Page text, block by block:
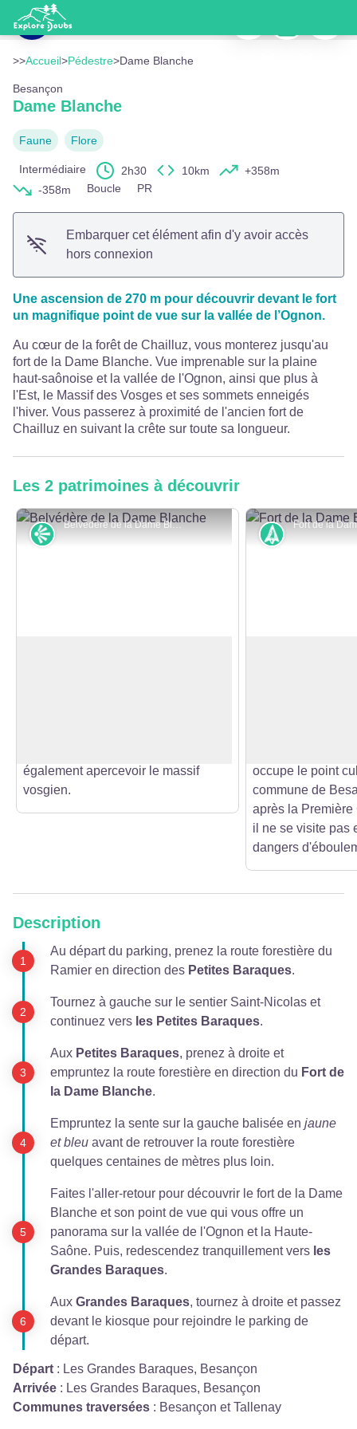
Dame Blanche
Voir l'image en plein écran
>>Accueil>Pédestre>Dame Blanche
Besançon
Dame Blanche
Faune Flore
Intermédiaire 2h30 10km
+358m
-358m
Boucle PR
Embarquer cet élément afin d'y avoir accès
hors connexion
Une ascension de 270 m pour découvrir devant le fort
un magnifique point de vue sur la vallée de l’Ognon.
Au cœur de la forêt de Chailluz, vous monterez jusqu'au
fort de la Dame Blanche. Vue imprenable sur la plaine
haut-saônoise et la vallée de l'Ognon, ainsi que plus à
l'Est, le Massif des Vosges et ses sommets enneigés
l'hiver. Vous passerez à proximité de l'ancien fort de
Chailluz en suivant la crête sur toute sa longueur.
Les 2 patrimoines à découvrir
Belvédère de la Dame Blanche - © Ville de Besançon
Point de vue
également apercevoir le massif
vosgien.
Histoire
occupe le point
commune de
après la
il ne se visite pas
dangers
Description
Au départ du parking, prenez la route forestière du
Ramier en direction des Petites Baraques.
Tournez à gauche sur le sentier Saint-Nicolas et
continuez vers les Petites Baraques.
Aux Petites Baraques, prenez à droite et
empruntez la route forestière en direction du Fort de
la Dame Blanche.
Empruntez la sente sur la gauche balisée en jaune
et bleu avant de retrouver la route forestière
quelques centaines de mètres plus loin.
Faites l'aller-retour pour découvrir le fort de la Dame
Blanche et son point de vue qui vous offre un
panorama sur la vallée de l'Ognon et la Haute-
Saône. Puis, redescendez tranquillement vers les
Grandes Baraques.
Aux Grandes Baraques, tournez à droite et passez
devant le kiosque pour rejoindre le parking de
départ.
Départ : Les Grandes Baraques, Besançon
Arrivée : Les Grandes Baraques, Besançon
Communes traversées : Besançon et Tallenay